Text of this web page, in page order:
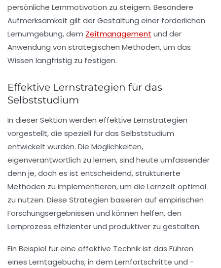
persönliche Lernmotivation zu steigern. Besondere
Aufmerksamkeit gilt der Gestaltung einer förderlichen
Lernumgebung, dem Zeitmanagement und der
Anwendung von strategischen Methoden, um das
Wissen langfristig zu festigen.
Effektive Lernstrategien für das
Selbststudium
In dieser Sektion werden effektive Lernstrategien
vorgestellt, die speziell für das Selbststudium
entwickelt wurden. Die Möglichkeiten,
eigenverantwortlich zu lernen, sind heute umfassender
denn je, doch es ist entscheidend,strukturierte
Methoden zu implementieren, um die Lernzeit optimal
zu nutzen. Diese Strategien basieren auf empirischen
Forschungsergebnissen und können helfen, den
Lernprozess effizienter und produktiver zu gestalten.
Ein Beispiel für eine effektive Technik ist das Führen
eines Lerntagebuchs, in dem Lernfortschritte und -